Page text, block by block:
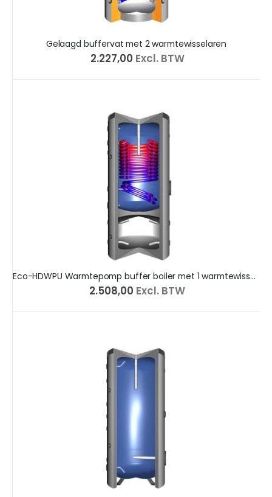
Gelaagd buffervat met 2 warmtewisselaren
€ 2.227,00 Excl. BTW
Eco-HDWPU Warmtepomp buffer boiler met 1 warmtewisselaar
€ 2.508,00 Excl. BTW